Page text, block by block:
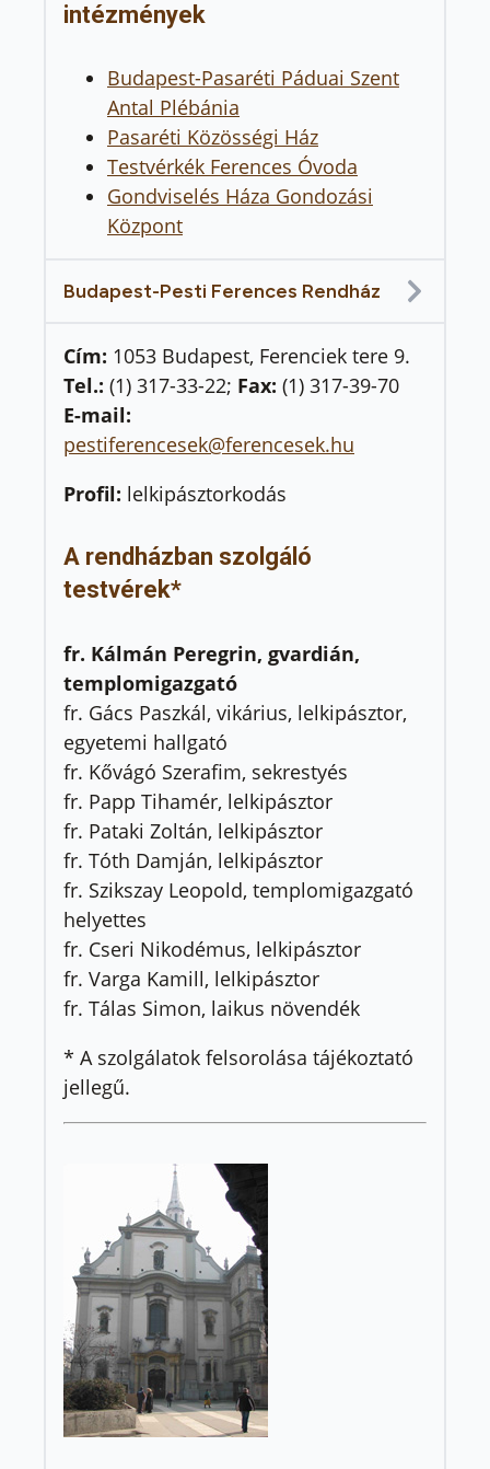
intézmények
Budapest-Pasaréti Páduai Szent
Antal Plébánia
Pasaréti Közösségi Ház
Testvérkék Ferences Óvoda
Gondviselés Háza Gondozási
Központ
Budapest-Pesti Ferences Rendház
Cím: 1053 Budapest, Ferenciek tere 9.
Tel.: (1) 317-33-22; Fax: (1) 317-39-70
E-mail:
pestiferencesek@ferencesek.hu
Profil: lelkipásztorkodás
A rendházban szolgáló
testvérek*
fr. Kálmán Peregrin, gvardián,
templomigazgató
fr. Gács Paszkál, vikárius, lelkipásztor,
egyetemi hallgató
fr. Kővágó Szerafim, sekrestyés
fr. Papp Tihamér, lelkipásztor
fr. Pataki Zoltán, lelkipásztor
fr. Tóth Damján, lelkipásztor
fr. Szikszay Leopold, templomigazgató
helyettes
fr. Cseri Nikodémus, lelkipásztor
fr. Varga Kamill, lelkipásztor
fr. Tálas Simon, laikus növendék
* A szolgálatok felsorolása tájékoztató
jellegű.